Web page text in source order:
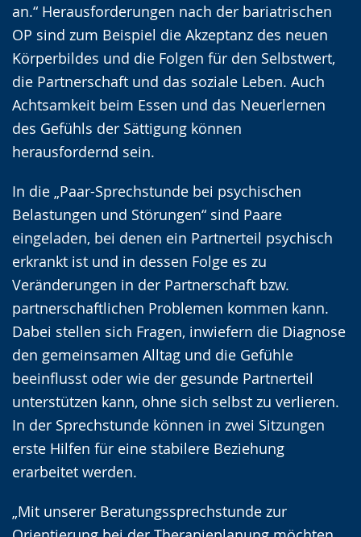
an.“ Herausforderungen nach der bariatrischen
OP sind zum Beispiel die Akzeptanz des neuen
Körperbildes und die Folgen für den Selbstwert,
die Partnerschaft und das soziale Leben. Auch
Achtsamkeit beim Essen und das Neuerlernen
des Gefühls der Sättigung können
herausfordernd sein.
In die „Paar-Sprechstunde bei psychischen
Belastungen und Störungen“ sind Paare
eingeladen, bei denen ein Partnerteil psychisch
erkrankt ist und in dessen Folge es zu
Veränderungen in der Partnerschaft bzw.
partnerschaftlichen Problemen kommen kann.
Dabei stellen sich Fragen, inwiefern die Diagnose
den gemeinsamen Alltag und die Gefühle
beeinflusst oder wie der gesunde Partnerteil
unterstützen kann, ohne sich selbst zu verlieren.
In der Sprechstunde können in zwei Sitzungen
erste Hilfen für eine stabilere Beziehung
erarbeitet werden.
„Mit unserer Beratungssprechstunde zur